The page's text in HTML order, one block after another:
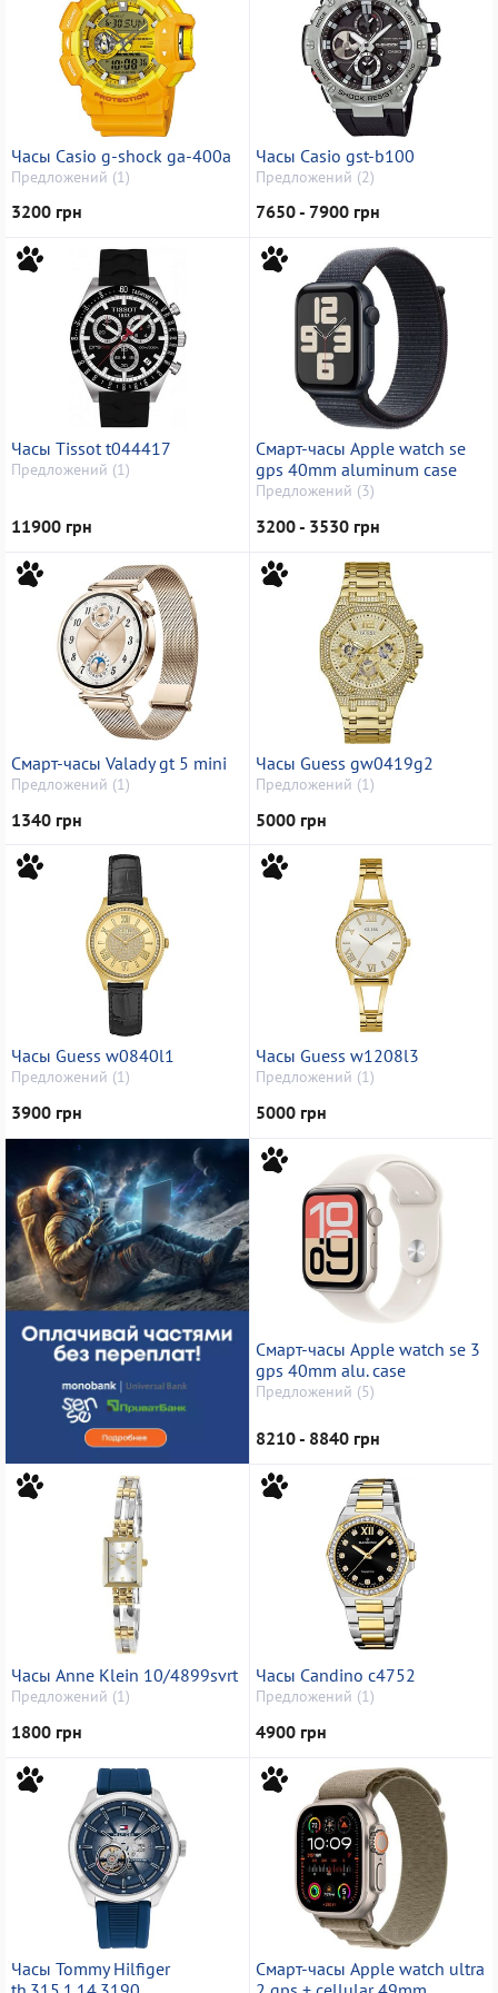
Часы Casio g-shock ga-400a
Предложений (1)
3200 грн
Часы Casio gst-b100
Предложений (2)
7650 - 7900 грн
Часы Tissot t044417
Предложений (1)
11900 грн
Смарт-часы Apple watch se
gps 40mm aluminum case
Предложений (3)
3200 - 3530 грн
Смарт-часы Valady gt 5 mini
Предложений (1)
1340 грн
Часы Guess gw0419g2
Предложений (1)
5000 грн
Часы Guess w0840l1
Предложений (1)
3900 грн
Часы Guess w1208l3
Предложений (1)
5000 грн
Смарт-часы Apple watch se 3
gps 40mm alu. case
Предложений (5)
8210 - 8840 грн
Часы Anne Klein 10/4899svrt
Предложений (1)
1800 грн
Часы Candino с4752
Предложений (1)
4900 грн
Часы Tommy Hilfiger
Смарт-часы Apple watch ultra